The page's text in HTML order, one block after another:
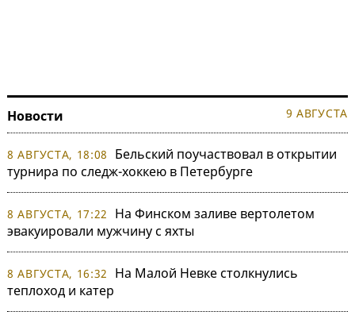
Новости 9 АВГУСТА
8 АВГУСТА, 18:08
Бельский поучаствовал в открытии
турнира по следж-хоккею в Петербурге
8 АВГУСТА, 17:22
На Финском заливе вертолетом
эвакуировали мужчину с яхты
8 АВГУСТА, 16:32
На Малой Невке столкнулись
теплоход и катер